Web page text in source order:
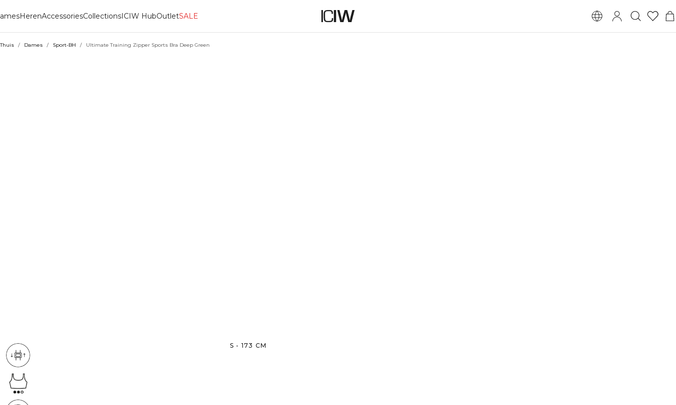
HerenAccessoriesCollectionsICIW HubOutletSALE
Thuis / Dames / Sport-BH / Ultimate Training Zipper Sports Bra Deep Green
S - 173 CM